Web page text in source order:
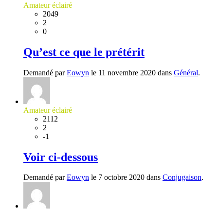
Amateur éclairé
2049
2
0
Qu’est ce que le prétérit
Demandé parEowyn le 11 novembre 2020 dans Général.
Amateur éclairé
2112
2
-1
Voir ci-dessous
Demandé parEowyn le 7 octobre 2020 dans Conjugaison.